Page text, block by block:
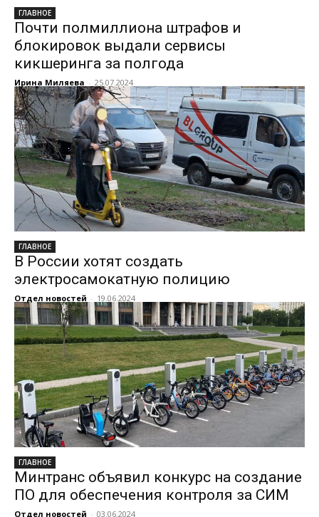
ГЛАВНОЕ
Почти полмиллиона штрафов и
блокировок выдали сервисы
кикшеринга за полгода
Ирина Миляева - 25.07.2024
ГЛАВНОЕ
В России хотят создать
электросамокатную полицию
Отдел новостей - 19.06.2024
ГЛАВНОЕ
Минтранс объявил конкурс на создание
ПО для обеспечения контроля за СИМ
Отдел новостей - 03.06.2024